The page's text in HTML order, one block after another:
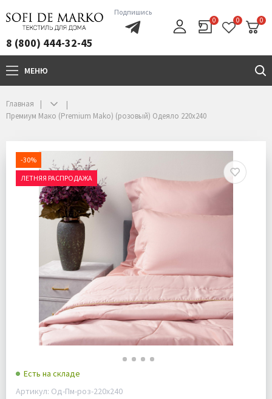
8 (800) 444-32-45
Подпишись
0 0 0
МЕНЮ
Главная
Премиум Мако (Premium Mako) (розовый) Одеяло 220х240
-30%
ЛЕТНЯЯ РАСПРОДАЖА
Есть на складе
Артикул: Од-Пм-роз-220х240